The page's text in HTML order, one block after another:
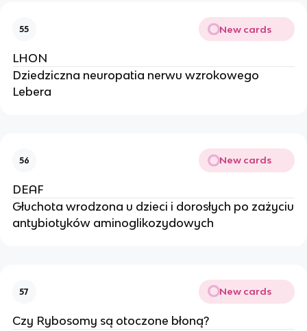
55 New cards
LHON
Dziedziczna neuropatia nerwu wzrokowego
Lebera
56 New cards
DEAF
Głuchota wrodzona u dzieci i dorosłych po zażyciu
antybiotyków aminoglikozydowych
57 New cards
Czy Rybosomy są otoczone błoną?